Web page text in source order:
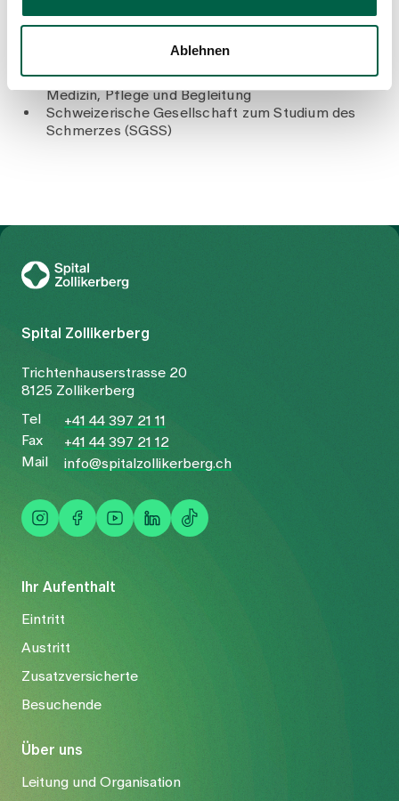
Ablehnen
(FMH)
Oberärztinnen und -ärzte (VSAO)
Schweizerische Gesellschaft für Palliative
Medizin, Pflege und Begleitung
Schweizerische Gesellschaft zum Studium des
Schmerzes (SGSS)
Ihr Aufenthalt
Eintritt
Austritt
Zusatzversicherte
Besuchende
Über uns
Leitung und Organisation
Spital Zollikerberg
Trichtenhauserstrasse 20
8125 Zollikerberg
Tel
+41 44 397 21 11
Fax
+41 44 397 21 12
Mail
info@spitalzollikerberg.ch